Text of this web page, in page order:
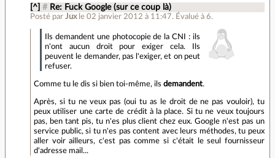
[^] # Re: Fuck Google (sur ce coup là)
Posté par Jux le 02 janvier 2012 à 11:47. Évalué à 6.
Ils demandent une photocopie de la CNI : ils
n'ont aucun droit pour exiger cela. Ils
peuvent le demander, pas l'exiger, et on peut
refuser.
Comme tu le dis si bien toi-même, ils demandent.
Après, si tu ne veux pas (oui tu as le droit de ne pas vouloir), tu
peux utiliser une carte de crédit à la place. Si tu ne veux toujours
pas, ben tant pis, tu n'es plus client chez eux. Google n'est pas un
service public, si tu n'es pas content avec leurs méthodes, tu peux
aller voir ailleurs, c'est pas comme si c'était le seul fournisseur
d'adresse mail...